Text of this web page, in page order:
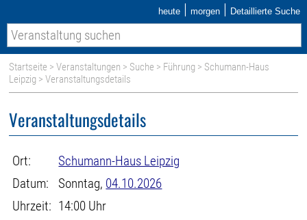
heute | morgen | Detaillierte Suche
Startseite >Veranstaltungen > Suche > Führung > Schumann-Haus
Leipzig > Veranstaltungsdetails
Veranstaltungsdetails
Ort:
Schumann-Haus Leipzig
Datum:
Sonntag, 04.10.2026
Uhrzeit: 14:00 Uhr